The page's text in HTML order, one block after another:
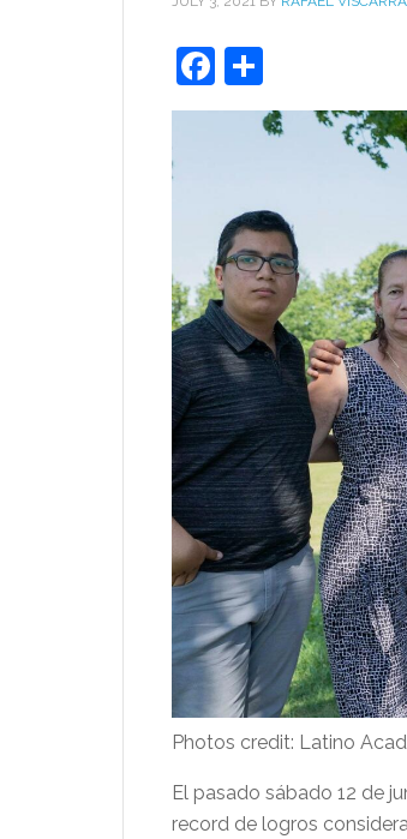
Facebook
Photos credit: Latino
El pasado sábado 12 de
record de logros